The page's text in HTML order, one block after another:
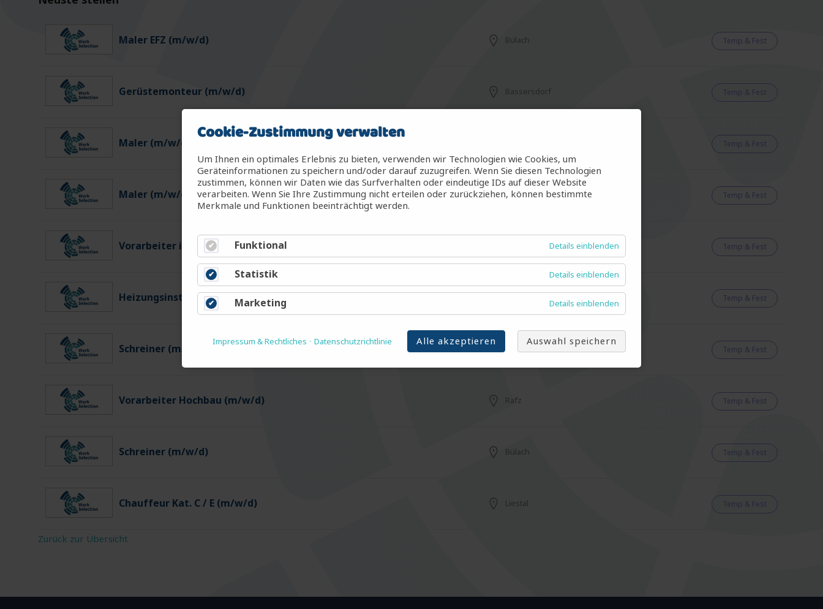
Maler EFZ (m/w/d) Bülach Temp & Fest
Gerüstemonteur (m/w/d) Bassersdorf Temp & Fest
Maler (m/w/d) Temp & Fest
Maler (m/w/d) Winterthur Temp & Fest
Vorarbeiter im Gartenbau (m/w/d) Uetikon am See Temp & Fest
Heizungsinstallateur (m/w/d) Temp & Fest
Schreiner (m/w/d) Dietlikon Temp & Fest
Vorarbeiter Hochbau (m/w/d) Rafz Temp & Fest
Schreiner (m/w/d) Bülach Temp & Fest
Chauffeur Kat. C / E (m/w/d) Liestal Temp & Fest
Zurück zur Übersicht
Cookie-Zustimmung verwalten
Um Ihnen ein optimales Erlebnis zu bieten, verwenden wir Technologien wie Cookies, um
Geräteinformationen zu speichern und/oder darauf zuzugreifen. Wenn Sie diesen Technologien
zustimmen, können wir Daten wie das Surfverhalten oder eindeutige IDs auf dieser Website
verarbeiten. Wenn Sie Ihre Zustimmung nicht erteilen oder zurückziehen, können bestimmte
Merkmale und Funktionen beeinträchtigt werden.
Funktional Details einblenden
Statistik Details einblenden
Marketing Details einblenden
Auswahl speichern
Alle akzeptieren
Impressum & Rechtliches Datenschutzrichtlinie